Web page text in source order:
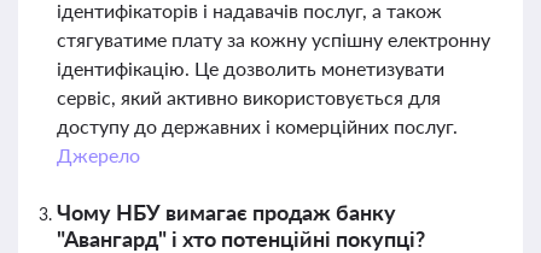
ідентифікаторів і надавачів послуг, а також
стягуватиме плату за кожну успішну електронну
ідентифікацію. Це дозволить монетизувати
сервіс, який активно використовується для
доступу до державних і комерційних послуг.
Джерело
Чому НБУ вимагає продаж банку
"Авангард" і хто потенційні покупці?